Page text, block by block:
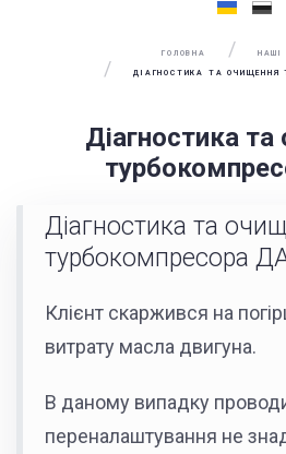
ГОЛОВНА НАШІ
ДІАГНОСТИКА ТА ОЧИЩЕННЯ
Діагностика
Діагностика та
турбокомпресора
Клієнт скаржився на
витрату масла двигуна.
В даному випадку
переналаштування не